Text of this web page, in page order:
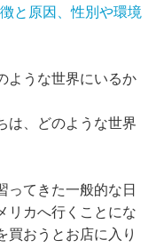
と原因、性別や環境
ような世界にいるか
は、どのような世界
てきた一般的な日
リカへ行くことにな
買おうとお店に入り